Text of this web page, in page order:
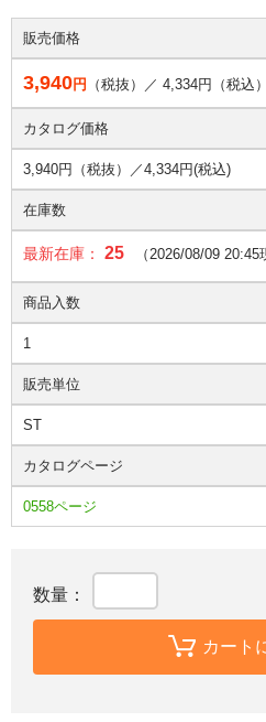
販売価格
3,940円 （税抜）／ 4,334円（税込）
カタログ価格
3,940円（税抜）／4,334円(税込)
在庫数
最新在庫： 25 （2026/08/09 20:45
商品入数
1
販売単位
ST
カタログページ
0558ページ
数量：
カート